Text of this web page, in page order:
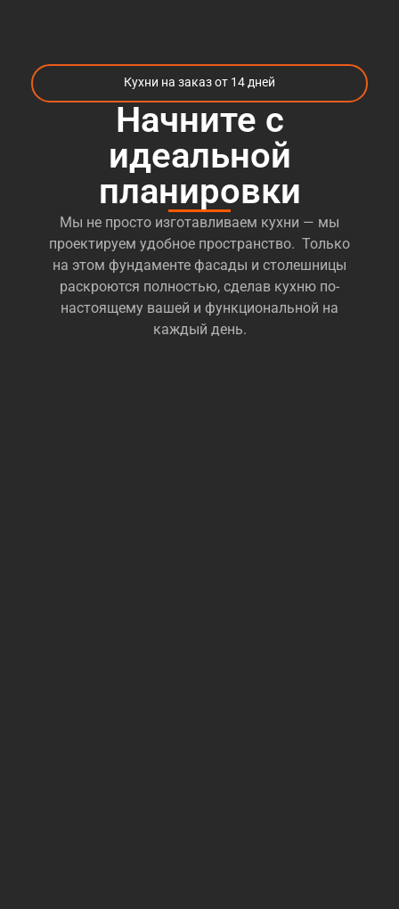
Кухни на заказ от 14 дней
Начните с
идеальной
планировки
Мы не просто изготавливаем кухни — мы
проектируем удобное пространство. Только
на этом фундаменте фасады и столешницы
раскроются полностью, сделав кухню по-
настоящему вашей и функциональной на
каждый день.